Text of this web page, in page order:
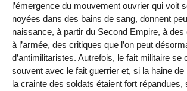
l’émergence du mouvement ouvrier qui voit
noyées dans des bains de sang, donnent
naissance, à partir du Second Empire, à
à l’armée, des critiques que l’on peut
d’antimilitaristes. Autrefois, le fait militaire se
souvent avec le fait guerrier et, si la haine
la crainte des soldats étaient fort répandues,